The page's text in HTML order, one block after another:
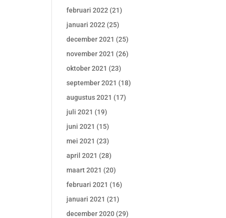
februari 2022 (21)
januari 2022 (25)
december 2021 (25)
november 2021 (26)
oktober 2021 (23)
september 2021 (18)
augustus 2021 (17)
juli 2021 (19)
juni 2021 (15)
mei 2021 (23)
april 2021 (28)
maart 2021 (20)
februari 2021 (16)
januari 2021 (21)
december 2020 (29)